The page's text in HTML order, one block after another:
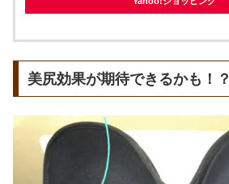
美尻効果が期待できるかも！？